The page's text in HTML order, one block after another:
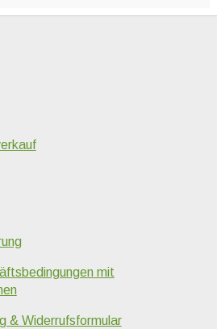
mit
& Widerrufsformular